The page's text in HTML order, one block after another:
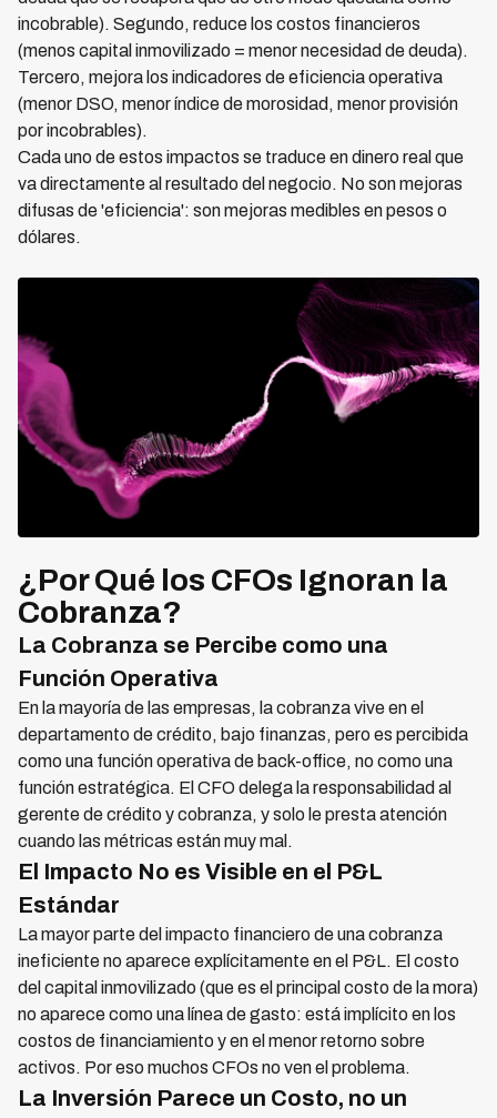
incobrable). Segundo, reduce los costos financieros
(menos capital inmovilizado = menor necesidad de deuda).
Tercero, mejora los indicadores de eficiencia operativa
(menor DSO, menor índice de morosidad, menor provisión
por incobrables).
Cada uno de estos impactos se traduce en dinero real que
va directamente al resultado del negocio. No son mejoras
difusas de 'eficiencia': son mejoras medibles en pesos o
dólares.
¿Por Qué los CFOs Ignoran la
Cobranza?
La Cobranza se Percibe como una
Función Operativa
En la mayoría de las empresas, la cobranza vive en el
departamento de crédito, bajo finanzas, pero es percibida
como una función operativa de back-office, no como una
función estratégica. El CFO delega la responsabilidad al
gerente de crédito y cobranza, y solo le presta atención
cuando las métricas están muy mal.
El Impacto No es Visible en el P&L
Estándar
La mayor parte del impacto financiero de una cobranza
ineficiente no aparece explícitamente en el P&L. El costo
del capital inmovilizado (que es el principal costo de la mora)
no aparece como una línea de gasto: está implícito en los
costos de financiamiento y en el menor retorno sobre
activos. Por eso muchos CFOs no ven el problema.
La Inversión Parece un Costo, no un